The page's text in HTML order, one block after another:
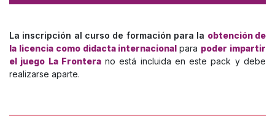
La inscripción al curso de formación para la obtención de
la licencia como didacta internacionalpara poder impartir
el juego La Fronterano está incluida en este pack y debe
realizarse aparte.